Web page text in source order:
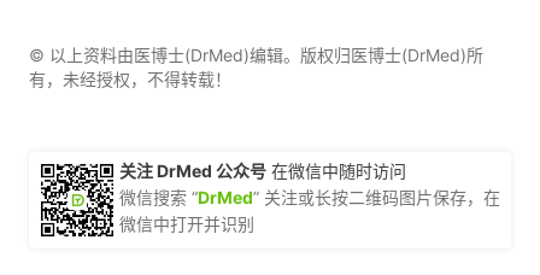
© 以上资料由医博士(DrMed)编辑。版权归医博士(DrMed)所
有，未经授权，不得转载！
关注 DrMed 公众号 在微信中随时访问
微信搜索 “DrMed” 关注或长按二维码图片保存，在
微信中打开并识别